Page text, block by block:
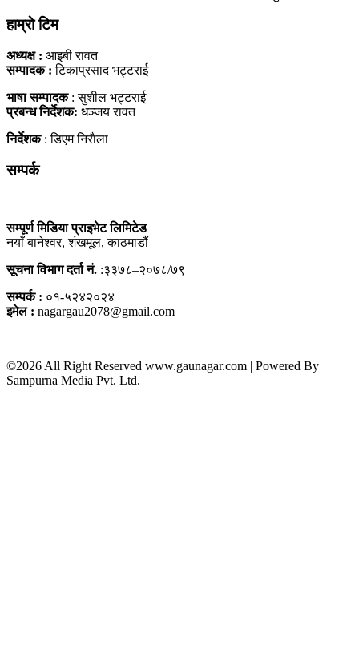
हाम्राे टिम
अध्यक्ष : आइबी रावत
सम्पादक :टिकाप्रसाद भट्टराई
भाषा सम्पादक: सुशील भट्टराई
प्रबन्ध निर्देशक: धञ्जय रावत
निर्देशक: डिएम निराैला
सम्पर्क
सम्पूर्ण मिडिया प्राइभेट लिमिटेड
नयाँ बानेश्वर, शंखमूल, काठमाडौं
सूचना विभाग दर्ता नं. :३३७८–२०७८/७९
सम्पर्क : ०१-५२४२०२४
इमेल : nagargau2078@gmail.com
©2026 All Right Reserved www.gaunagar.com | Powered By
Sampurna Media Pvt. Ltd.